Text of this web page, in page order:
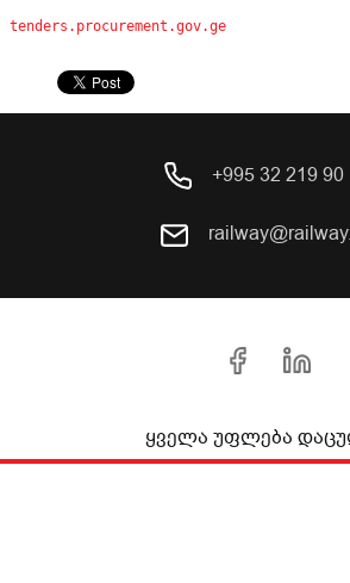
tenders.procurement.gov.ge
+995 32 219 90
ყველა უფლება